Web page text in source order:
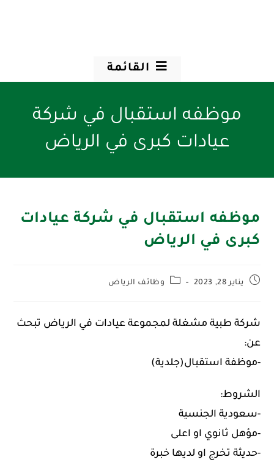
القائمة
موظفه استقبال في شركة
عيادات كبرى في الرياض
موظفه استقبال في شركة عيادات
كبرى في الرياض
يناير 28, 2023 وظائف الرياض
شركة طبية مشغلة لمجموعة عيادات في ⁧‫الرياض‬⁩ تبحث
عن:
‏-موظفة استقبال(جلدية)
‏الشروط:
‏-سعودية الجنسية
‏-مؤهل ثانوي او اعلى
‏-حديثة تخرج او لديها خبرة